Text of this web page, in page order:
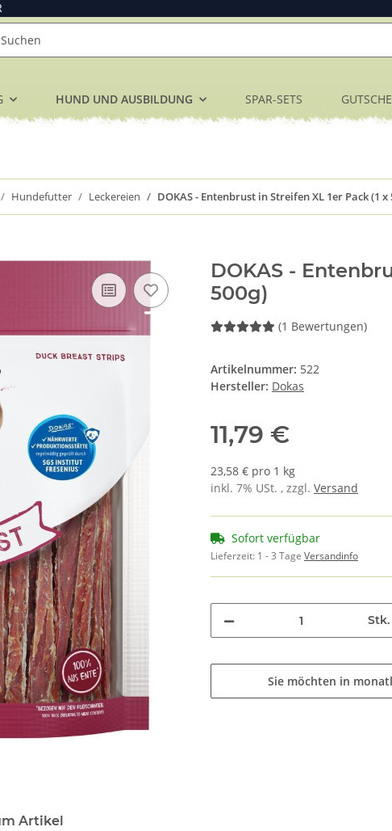
HUND UND AUSBILDUNG SPAR-SETS
Hundefutter Leckereien DOKAS - Entenbrust in Streifen XL 1er Pack (1 x
DOKAS -
500g)
(1 Bewertungen)
Artikelnummer: 522
Hersteller: Dokas
11,79 €
23,58 € pro 1 kg
inkl. 7% USt. , zzgl. Versand
Sofort verfügbar
Lieferzeit: 1 - 3 Tage Versandinfo
Stk.
Sie möchten in
Artikel